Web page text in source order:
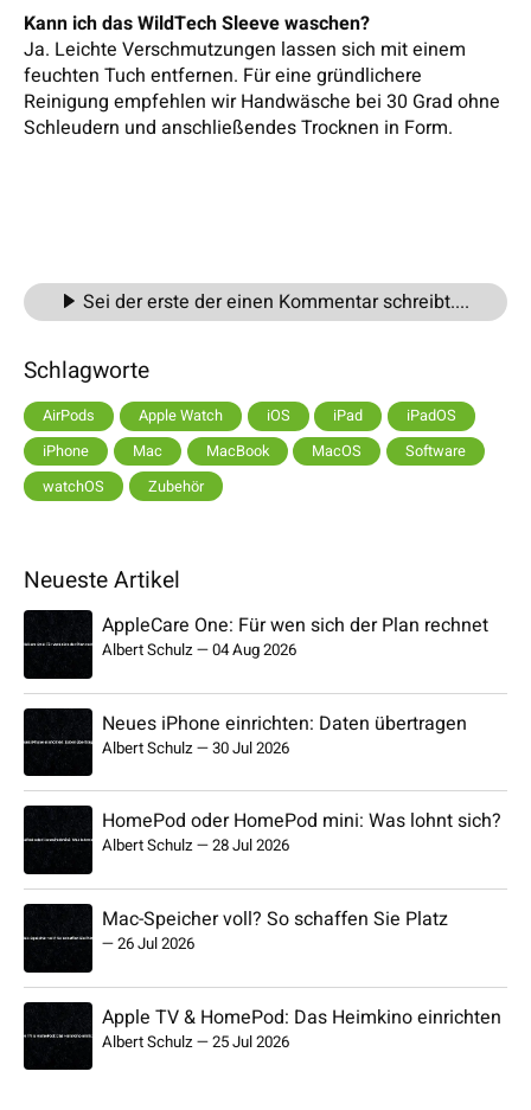
Kann ich das WildTech Sleeve waschen?
Ja. Leichte Verschmutzungen lassen sich mit einem
feuchten Tuch entfernen. Für eine gründlichere
Reinigung empfehlen wir Handwäsche bei 30 Grad ohne
Schleudern und anschließendes Trocknen in Form.
Sei der erste der einen Kommentar schreibt....
Schlagworte
AirPods Apple Watch iOS iPad
iPadOS
iPhone
Mac MacBook MacOS
Software
watchOS
Zubehör
Neueste Artikel
AppleCare One: Für wen sich der Plan rechnet
Albert Schulz—04 Aug 2026
Neues iPhone einrichten: Daten übertragen
Albert Schulz—30 Jul 2026
HomePod oder HomePod mini: Was lohnt sich?
Albert Schulz—28 Jul 2026
Mac-Speicher voll? So schaffen Sie Platz
—26 Jul 2026
Apple TV & HomePod: Das Heimkino einrichten
Albert Schulz—25 Jul 2026